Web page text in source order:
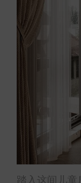
踏入这间儿